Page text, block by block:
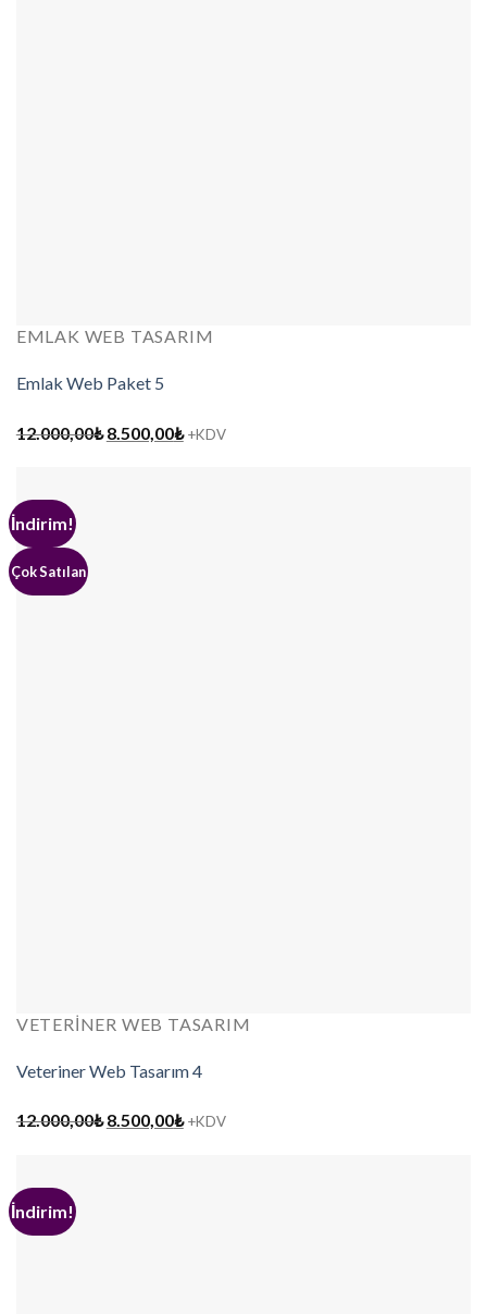
EMLAK WEB TASARIM
Emlak Web Paket 5
12.000,00₺ Orijinal
8.500,00₺Şu
+KDV
İndirim!
Çok Satılan
VETERINER WEB TASARIM
Veteriner Web Tasarım 4
12.000,00₺ Orijinal
8.500,00₺Şu
+KDV
İndirim!